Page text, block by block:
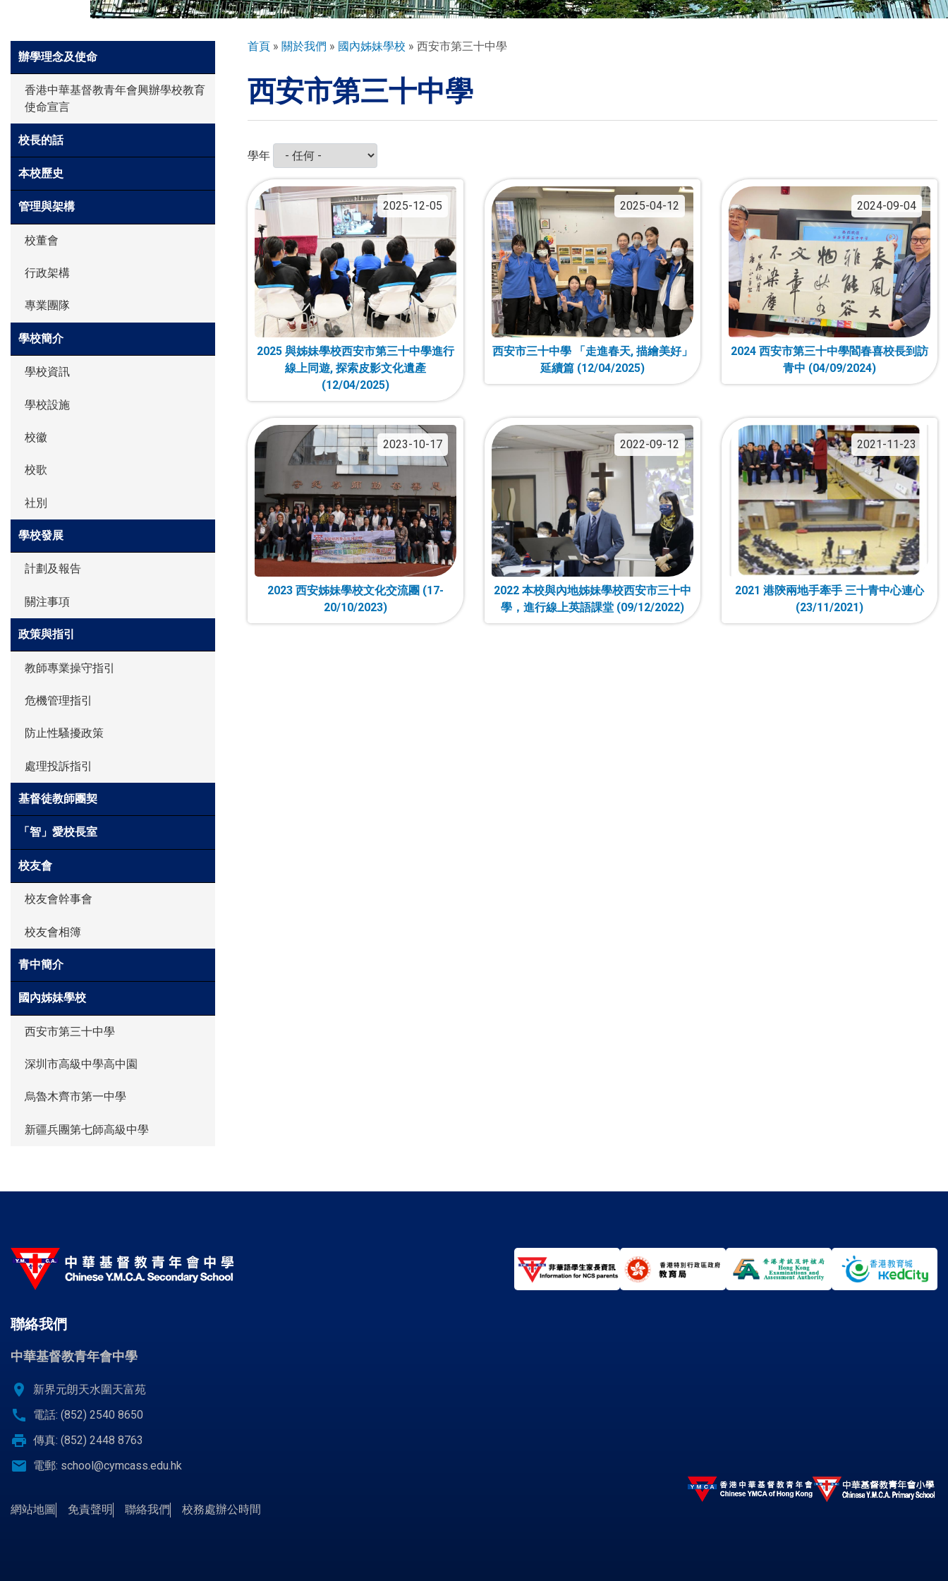
環球探索
入學申請
學生園地
學生表現
校曆表
Side
Meun
辦學理念及使命
香港中華基督教青年會興辦學校教育
使命宣言
校長的話
本校歷史
管理與架構
校董會
行政架構
專業團隊
學校簡介
學校資訊
學校設施
校徽
校歌
社別
學校發展
計劃及報告
關注事項
政策與指引
教師專業操守指引
危機管理指引
防止性騷擾政策
處理投訴指引
基督徒教師團契
「智」愛校長室
校友會
校友會幹事會
校友會相簿
青中簡介
國內姊妹學校
西安市第三十中學
深圳市高級中學高中園
烏魯木齊市第一中學
新疆兵團第七師高級中學
導
連
結
首頁 關於我們 國內姊妹學校 西安市第三十中學
西安市第三十中學
學年
2025-12-05
2025 與姊妹學校西安市第三十中學進行
線上同遊, 探索皮影文化遺產
(12/04/2025)
2025-04-12
西安市三十中學 「走進春天, 描繪美好」
延續篇 (12/04/2025)
2024-09-04
2024 西安市第三十中學閻春喜校長到訪
青中 (04/09/2024)
2023-10-17
2023 西安姊妹學校文化交流團 (17-
20/10/2023)
2022-09-12
2022 本校與內地姊妹學校西安市三十中
學，進行線上英語課堂 (09/12/2022)
2021-11-23
2021 港陝兩地手牽手 三十青中心連心
(23/11/2021)
聯絡我們
中華基督教青年會中學
location_on 新界元朗天水圍天富苑
call 電話: (852) 2540 8650
print 傳真: (852) 2448 8763
email 電郵: school@cymcass.edu.hk
網站地圖 免責聲明 聯絡我們 校務處辦公時間